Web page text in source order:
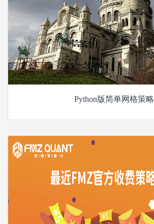
Python版简单网格策略